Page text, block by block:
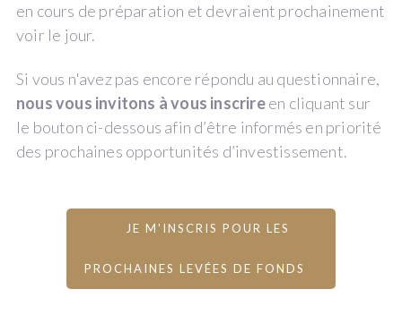
en cours de préparation et devraient prochainement
voir le jour.
Si vous n'avez pas encore répondu au questionnaire,
nous vous invitons à vous inscrireen cliquant sur
le bouton ci-dessous afin d’être informés en priorité
des prochaines opportunités d’investissement.
JE M'INSCRIS POUR LES
PROCHAINES LEVÉES DE FONDS